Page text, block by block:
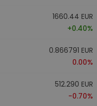
1660.44 EUR
+0.40%
0.866791 EUR
0.00%
512.290 EUR
-0.70%